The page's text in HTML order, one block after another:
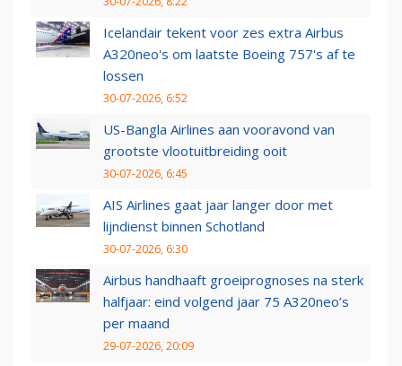
Icelandair tekent voor zes extra Airbus
A320neo's om laatste Boeing 757's af te
lossen
30-07-2026, 6:52
US-Bangla Airlines aan vooravond van
grootste vlootuitbreiding ooit
30-07-2026, 6:45
AIS Airlines gaat jaar langer door met
lijndienst binnen Schotland
30-07-2026, 6:30
Airbus handhaaft groeiprognoses na sterk
halfjaar: eind volgend jaar 75 A320neo’s
per maand
29-07-2026, 20:09